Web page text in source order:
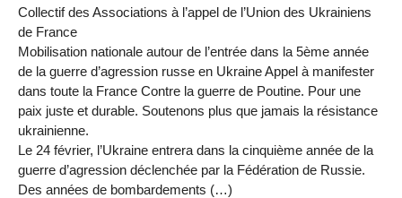
Collectif des Associations à l’appel de l’Union des Ukrainiens
de France
Mobilisation nationale autour de l’entrée dans la 5ème année
de la guerre d’agression russe en Ukraine Appel à manifester
dans toute la France Contre la guerre de Poutine. Pour une
paix juste et durable. Soutenons plus que jamais la résistance
ukrainienne.
Le 24 février, l’Ukraine entrera dans la cinquième année de la
guerre d’agression déclenchée par la Fédération de Russie.
Des années de bombardements (…)